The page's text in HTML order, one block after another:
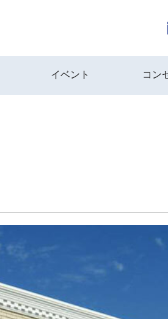
イベント コン